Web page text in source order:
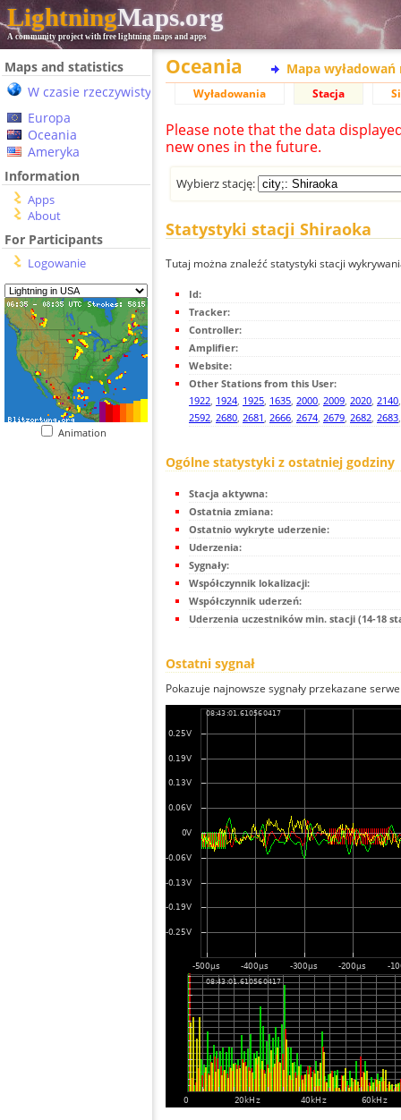
LightningMaps.org
A community project with free lightning maps and apps
Maps and statistics
W czasie rzeczywistym
Europa
Oceania
Ameryka
Information
Apps
About
For Participants
Logowanie
Animation
Oceania Mapa wyładowań
Wyładowania Stacja
Please note that the data
new ones in the future.
Wybierz stację:
Statystyki stacji Shiraoka
Tutaj można znaleźć statystyki stacji
Id:
Tracker:
Controller:
Amplifier:
Website:
Other Stations from this User:
1922, 1924, 1925, 1635, 2000, 2009, 2020, 2140
2592, 2680, 2681, 2666, 2674, 2679, 2682, 2683
Ogólne statystyki z ostatniej godziny
Stacja aktywna:
Ostatnia zmiana:
Ostatnio wykryte uderzenie:
Uderzenia:
Sygnały:
Współczynnik lokalizacji:
Współczynnik uderzeń:
Uderzenia uczestników min. stacji (14-18
Ostatni sygnał
Pokazuje najnowsze sygnały przekazane